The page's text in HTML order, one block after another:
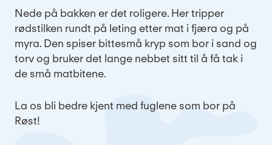
Nede på bakken er det roligere. Her tripper
rødstilken rundt på leting etter mat i fjæra og på
myra. Den spiser bittesmå kryp som bor i sand og
torv og bruker det lange nebbet sitt til å få tak i
de små matbitene.
La os bli bedre kjent med fuglene som bor på
Røst!